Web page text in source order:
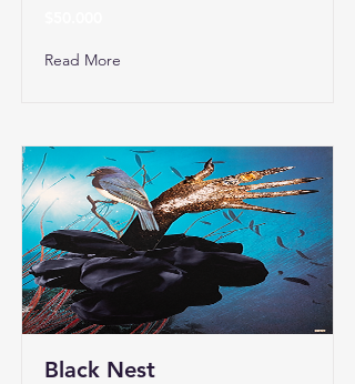
Read More
Black Nest